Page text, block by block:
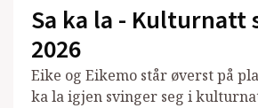
Sa ka la - Kulturnatt
2026
Eike og Eikemo står øverst på
ka la igjen svinger seg i